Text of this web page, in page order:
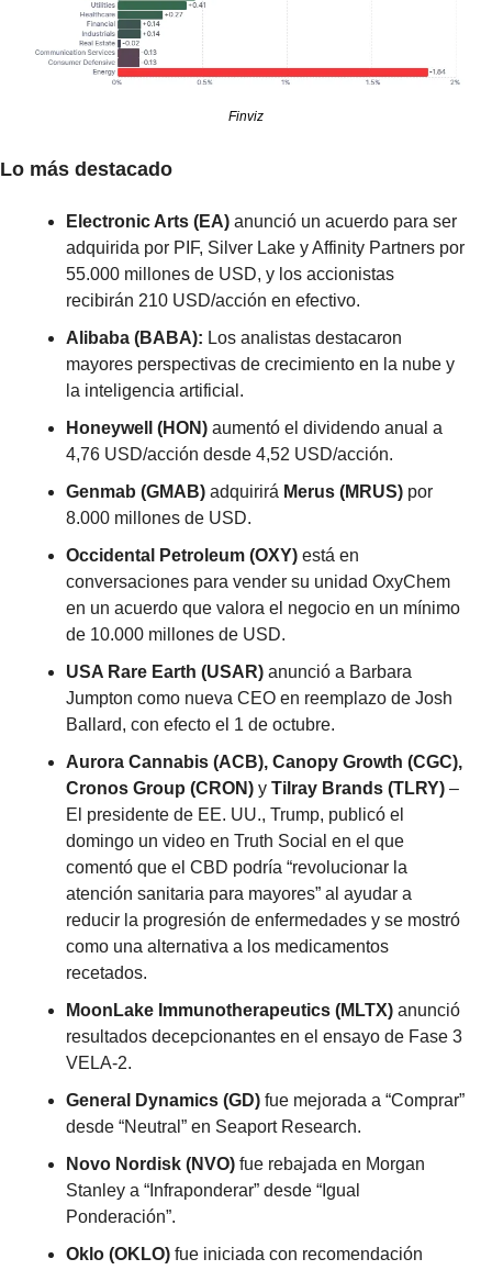
Finviz
Lo más destacado
Electronic Arts (EA) anunció un acuerdo para ser
adquirida por PIF, Silver Lake y Affinity Partners por
55.000 millones de USD, y los accionistas
recibirán 210 USD/acción en efectivo.
Alibaba (BABA): Los analistas destacaron
mayores perspectivas de crecimiento en la nube y
la inteligencia artificial.
Honeywell (HON) aumentó el dividendo anual a
4,76 USD/acción desde 4,52 USD/acción.
Genmab (GMAB) adquirirá Merus (MRUS) por
8.000 millones de USD.
Occidental Petroleum (OXY) está en
conversaciones para vender su unidad OxyChem
en un acuerdo que valora el negocio en un mínimo
de 10.000 millones de USD.
USA Rare Earth (USAR) anunció a Barbara
Jumpton como nueva CEO en reemplazo de Josh
Ballard, con efecto el 1 de octubre.
Aurora Cannabis (ACB), Canopy Growth (CGC),
Cronos Group (CRON) y Tilray Brands (TLRY) –
El presidente de EE. UU., Trump, publicó el
domingo un video en Truth Social en el que
comentó que el CBD podría “revolucionar la
atención sanitaria para mayores” al ayudar a
reducir la progresión de enfermedades y se mostró
como una alternativa a los medicamentos
recetados.
MoonLake Immunotherapeutics (MLTX) anunció
resultados decepcionantes en el ensayo de Fase 3
VELA-2.
General Dynamics (GD) fue mejorada a “Comprar”
desde “Neutral” en Seaport Research.
Novo Nordisk (NVO) fue rebajada en Morgan
Stanley a “Infraponderar” desde “Igual
Ponderación”.
Oklo (OKLO) fue iniciada con recomendación